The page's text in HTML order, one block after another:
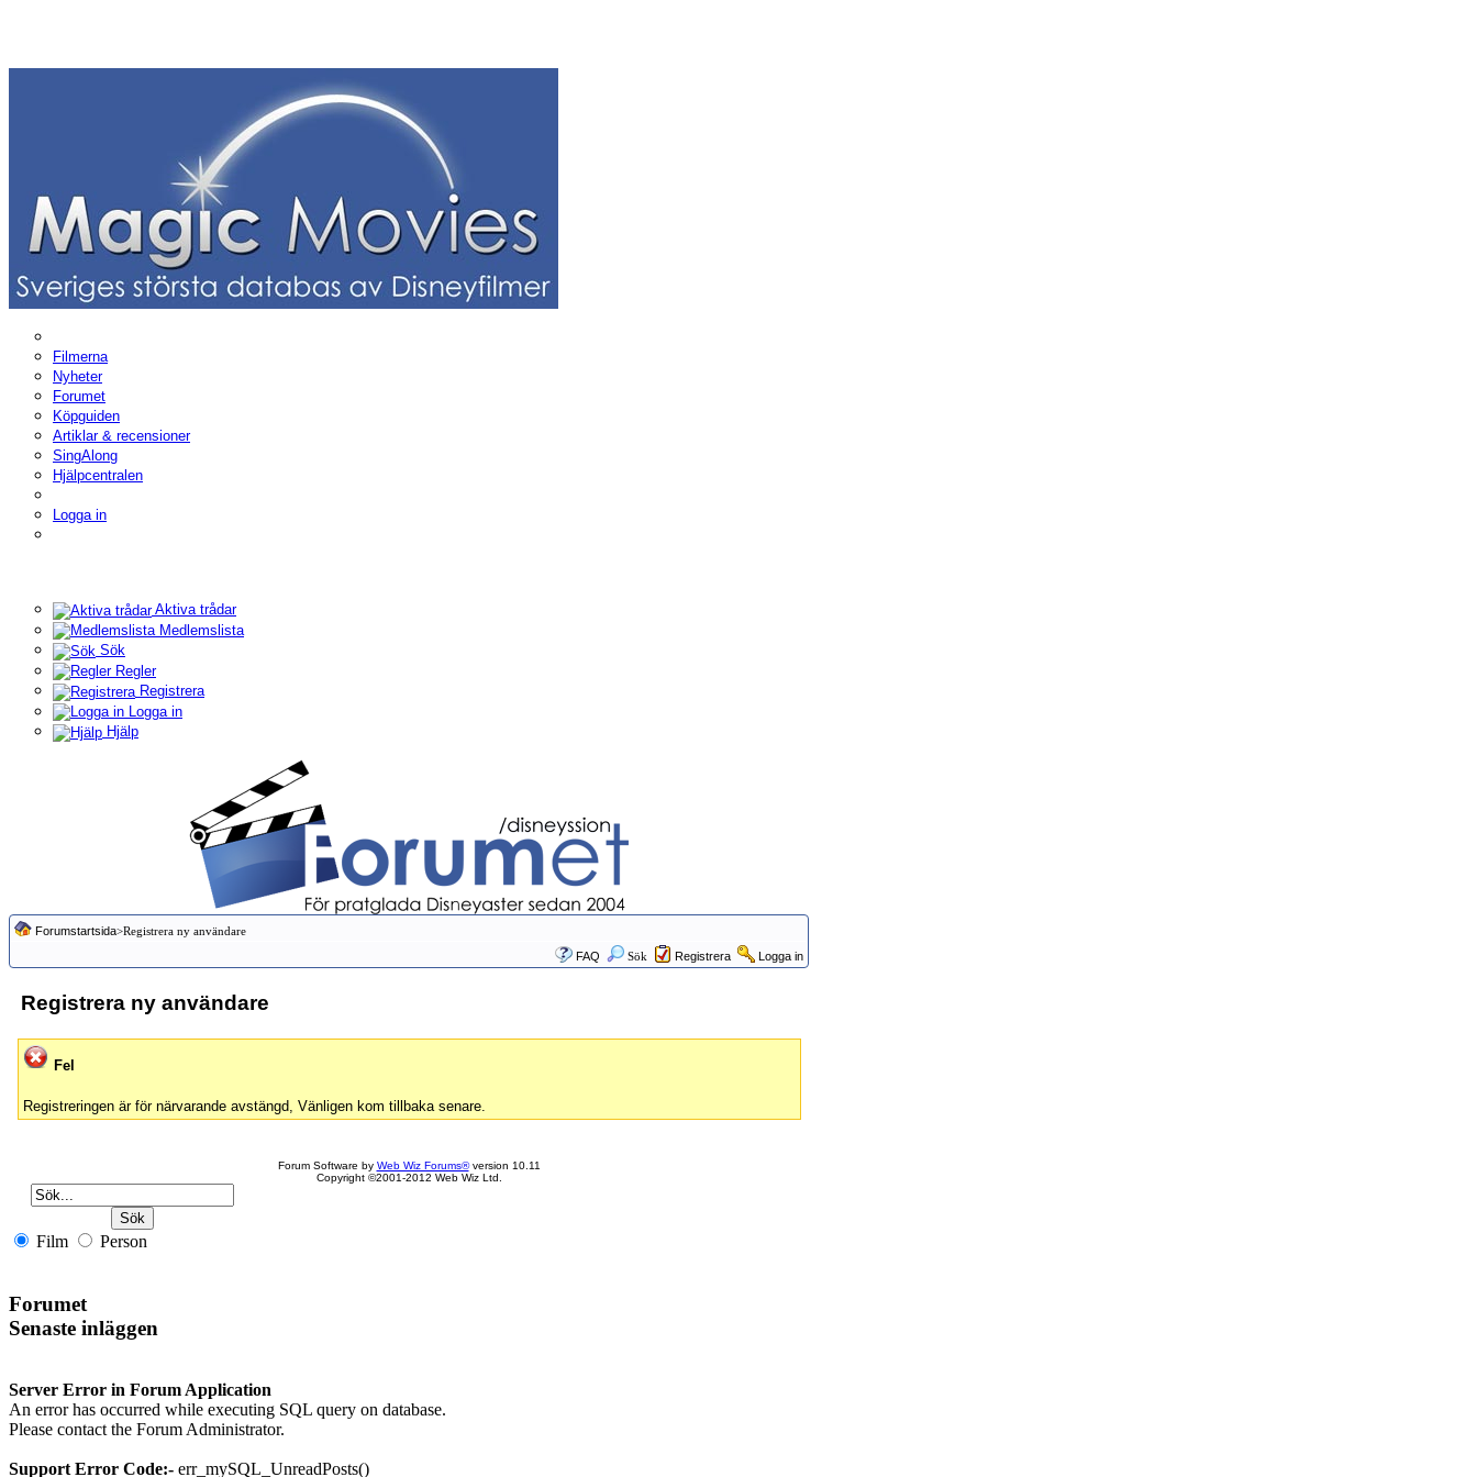
Filmerna
Nyheter
Forumet
Köpguiden
Artiklar & recensioner
SingAlong
Hjälpcentralen
Logga in
Aktiva trådar
Medlemslista
Sök
Regler
Registrera
Logga in
Hjälp
Forumstartsida>Registrera ny användare
FAQ
Sök Registrera Logga in
Registrera ny användare
Fel
Registreringen är för närvarande avstängd, Vänligen kom tillbaka senare.
Forum Software by Web Wiz Forums®version 10.11
Copyright ©2001-2012 Web Wiz Ltd.
Film Person
Forumet
Senaste inläggen
Server Error in Forum Application
An error has occurred while executing SQL query on database.
Please contact the Forum Administrator.
Support Error Code:- err_mySQL_UnreadPosts()